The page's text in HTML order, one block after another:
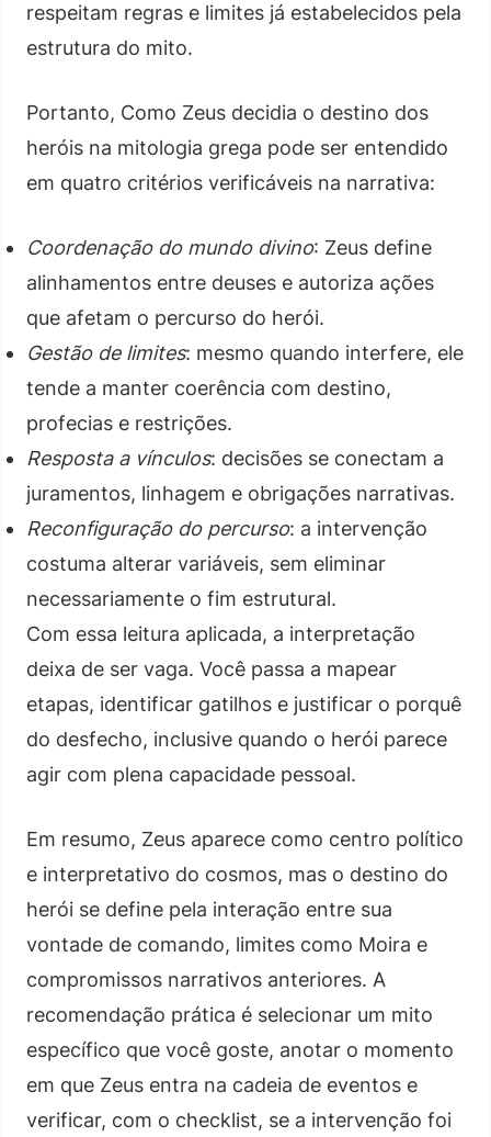
respeitam regras e limites já estabelecidos pela
estrutura do mito.
Portanto, Como Zeus decidia o destino dos
heróis na mitologia grega pode ser entendido
em quatro critérios verificáveis na narrativa:
Coordenação do mundo divino: Zeus define
alinhamentos entre deuses e autoriza ações
que afetam o percurso do herói.
Gestão de limites: mesmo quando interfere, ele
tende a manter coerência com destino,
profecias e restrições.
Resposta a vínculos: decisões se conectam a
juramentos, linhagem e obrigações narrativas.
Reconfiguração do percurso: a intervenção
costuma alterar variáveis, sem eliminar
necessariamente o fim estrutural.
Com essa leitura aplicada, a interpretação
deixa de ser vaga. Você passa a mapear
etapas, identificar gatilhos e justificar o porquê
do desfecho, inclusive quando o herói parece
agir com plena capacidade pessoal.
Em resumo, Zeus aparece como centro político
e interpretativo do cosmos, mas o destino do
herói se define pela interação entre sua
vontade de comando, limites como Moira e
compromissos narrativos anteriores. A
recomendação prática é selecionar um mito
específico que você goste, anotar o momento
em que Zeus entra na cadeia de eventos e
verificar, com o checklist, se a intervenção foi